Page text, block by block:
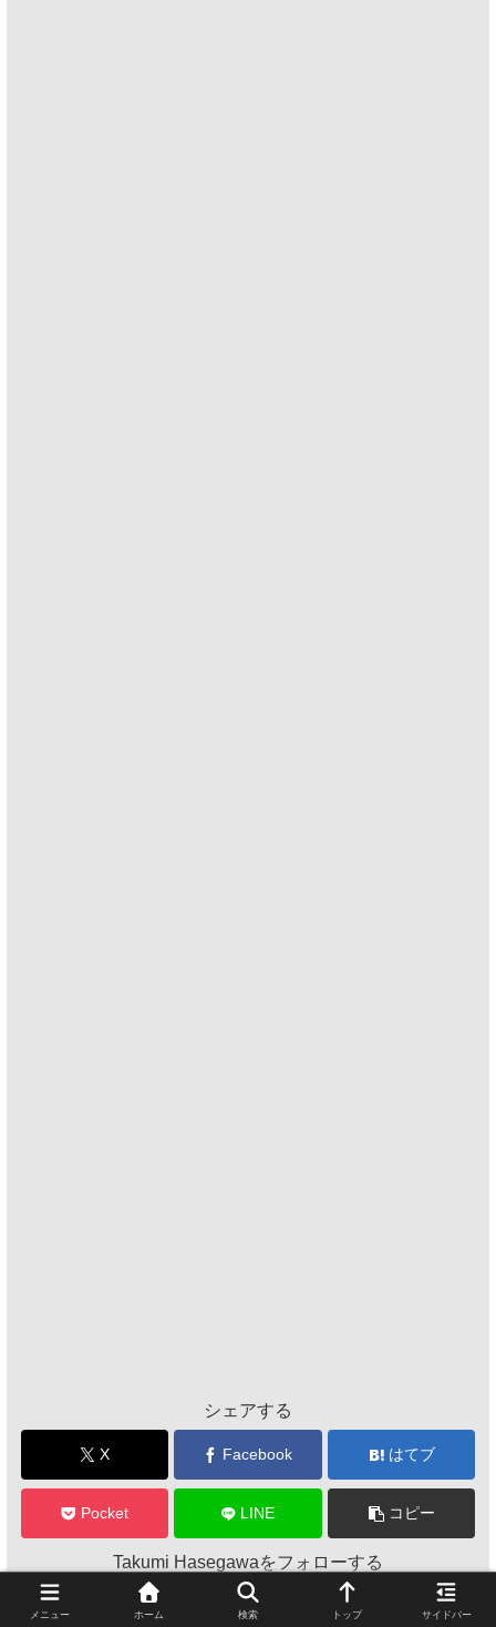
シェアする
X Facebook はてブ
Pocket LINE コピー
Takumi Hasegawaをフォローする
メニュー ホーム 検索 トップ サイドバー